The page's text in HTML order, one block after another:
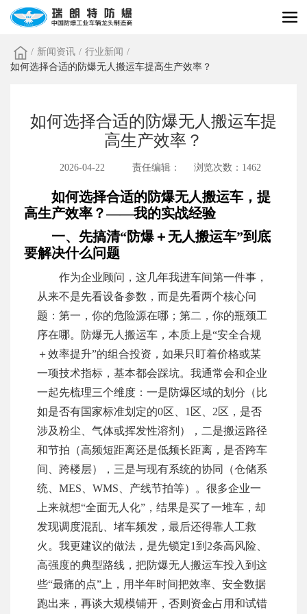
/ 新闻资讯 / 行业新闻 /
如何选择合适的防爆无人搬运车提高生产效率？
如何选择合适的防爆无人搬运车提
高生产效率？
2026-04-22 责任编辑： 浏览次数：1462
如何选择合适的防爆无人搬运车，提
高生产效率？——我的实战经验
一、先搞清“防爆＋无人搬运车”到底
要解决什么问题
作为企业顾问，这几年我进车间第一件事，
从来不是先看设备参数，而是先看两个核心问
题：第一，你的危险源在哪；第二，你的瓶颈工
序在哪。防爆无人搬运车，本质上是“安全合规
＋效率提升”的组合投资，如果只盯着价格或某
一项技术指标，基本都会踩坑。我通常会和企业
一起先梳理三个维度：一是防爆区域的划分（比
如是否有国家标准划定的0区、1区、2区，是否
涉及粉尘、气体或挥发性溶剂），二是搬运路径
和节拍（高频短距离还是低频长距离，是否跨车
间、跨楼层），三是与现有系统的协同（仓储系
统、MES、WMS、产线节拍等）。很多企业一
上来就想“全面无人化”，结果是买了一堆车，却
发现调度混乱、堵车频发，最后还得靠人工救
火。我更建议的做法，是先锁定1到2条高风险、
高强度的典型路线，把防爆无人搬运车投入到这
些“最痛的点”上，用半年时间把效率、安全数据
跑出来，再谈大规模铺开，否则资金占用和试错